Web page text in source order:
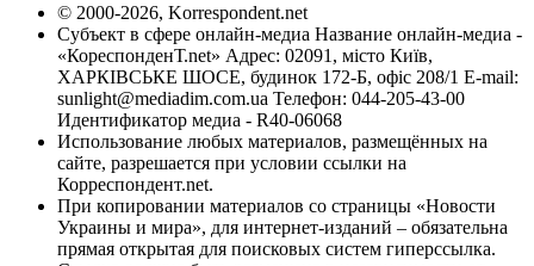
© 2000-2026, Korrespondent.net
Субъект в сфере онлайн-медиа Название онлайн-медиа -
«КореспонденТ.net» Адрес: 02091, місто Київ,
ХАРКІВСЬКЕ ШОСЕ, будинок 172-Б, офіс 208/1 E-mail:
sunlight@mediadim.com.ua Телефон: 044-205-43-00
Идентификатор медиа - R40-06068
Использование любых материалов, размещённых на
сайте, разрешается при условии ссылки на
Корреспондент.net.
При копировании материалов со страницы «Новости
Украины и мира», для интернет-изданий – обязательна
прямая открытая для поисковых систем гиперссылка.